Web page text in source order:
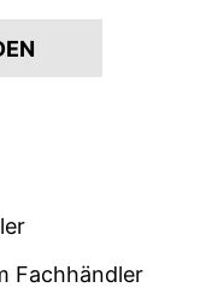
Fachhändler